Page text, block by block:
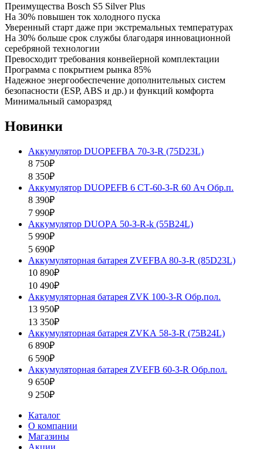
Преимущества Bosch S5 Silver Plus
На 30% повышен ток холодного пуска
Уверенный старт даже при экстремальных температурах
На 30% больше срок службы благодаря инновационной
серебряной технологии
Превосходит требования конвейерной комплектации
Программа с покрытием рынка 85%
Надежное энергообеспечение дополнительных систем
безопасности (ESP, ABS и др.) и функций комфорта
Минимальный саморазряд
Новинки
Аккумулятор DUOPEFBА 70-З-R (75D23L)
8 750₽
8 350₽
Аккумулятор DUOPEFB 6 СТ-60-З-R 60 Ач Обр.п.
8 390₽
7 990₽
Аккумулятор DUOPА 50-З-R-k (55B24L)
5 990₽
5 690₽
Аккумуляторная батарея ZVEFBA 80-З-R (85D23L)
10 890₽
10 490₽
Аккумуляторная батарея ZVК 100-З-R Обр.пол.
13 950₽
13 350₽
Аккумуляторная батарея ZVKА 58-З-R (75B24L)
6 890₽
6 590₽
Аккумуляторная батарея ZVEFB 60-З-R Обр.пол.
9 650₽
9 250₽
Каталог
О компании
Магазины
Акции